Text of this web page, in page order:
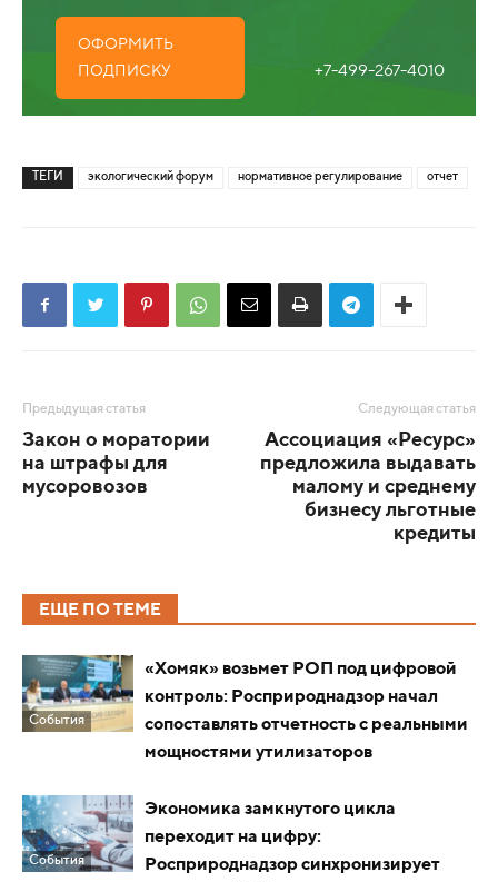
ОФОРМИТЬ
ПОДПИСКУ
+7-499-267-4010
ТЕГИ экологический форум нормативное регулирование отчет
Предыдущая статья
Закон о моратории
на штрафы для
мусоровозов
Следующая статья
Ассоциация «Ресурс»
предложила выдавать
малому и среднему
бизнесу льготные
кредиты
ЕЩЕ ПО ТЕМЕ
События
«Хомяк» возьмет РОП под цифровой
контроль: Росприроднадзор начал
сопоставлять отчетность с реальными
мощностями утилизаторов
События
Экономика замкнутого цикла
переходит на цифру:
Росприроднадзор синхронизирует